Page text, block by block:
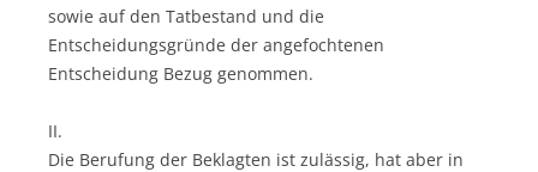
sowie auf den Tatbestand und die
Entscheidungsgründe der angefochtenen
Entscheidung Bezug genommen.
II.
Die Berufung der Beklagten ist zulässig, hat aber in